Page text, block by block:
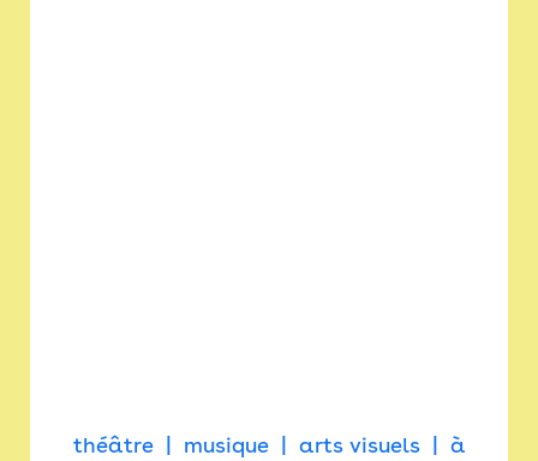
théâtre musique arts visuels
à